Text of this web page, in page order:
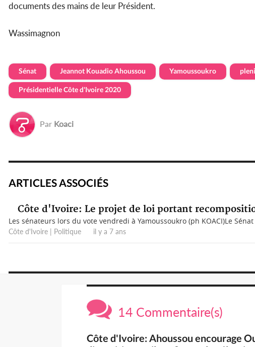
documents des mains de leur Président.
Wassimagnon
Sénat Jeannot Kouadio Ahoussou Yamoussoukro
Présidentielle Côte d'Ivoire 2020
Par Koaci
ARTICLES ASSOCIÉS
Côte d'Ivoire: Le projet de loi portant
Les sénateurs lors du vote vendredi à Yamoussoukro (ph KOACI)Le
Côte d'Ivoire | Politique il y a 7 ans
14 Commentaire(s)
Côte d'Ivoire: Ahoussou encourage